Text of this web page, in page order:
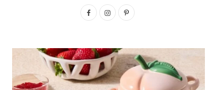
F
e
b
I
t
a
P
t